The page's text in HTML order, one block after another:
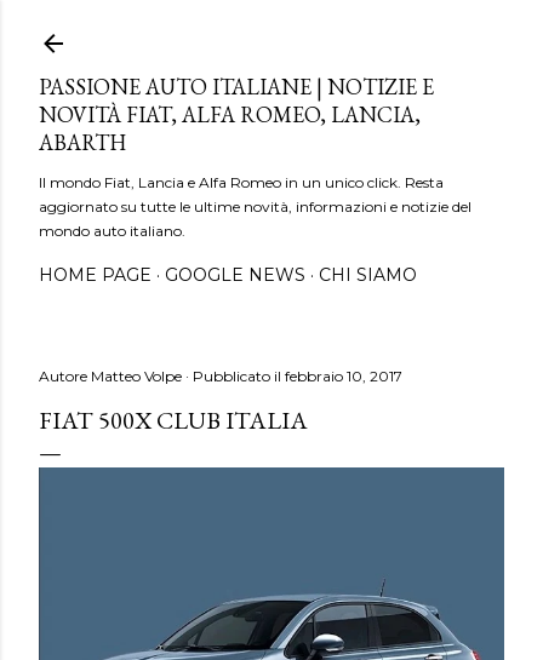
PASSIONE AUTO ITALIANE | NOTIZIE E
NOVITÀ FIAT, ALFA ROMEO, LANCIA,
ABARTH
Il mondo Fiat, Lancia e Alfa Romeo in un unico click. Resta
aggiornato su tutte le ultime novità, informazioni e notizie del
mondo auto italiano.
HOME PAGE GOOGLE NEWS CHI SIAMO
Autore Matteo Volpe Pubblicato il febbraio 10, 2017
FIAT 500X CLUB ITALIA